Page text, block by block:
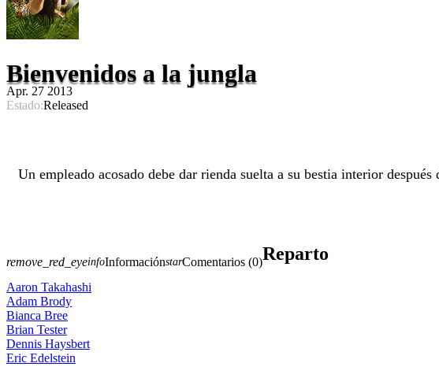
Bienvenidos a la jungla
Apr. 27 2013
Estado:Released
Un empleado acosado debe dar rienda suelta a su bestia interior
remove_red_eyeinfoInformaciónstarComentarios (0)Reparto
Aaron Takahashi
Adam Brody
Bianca Bree
Brian Tester
Dennis Haysbert
Eric Edelstein